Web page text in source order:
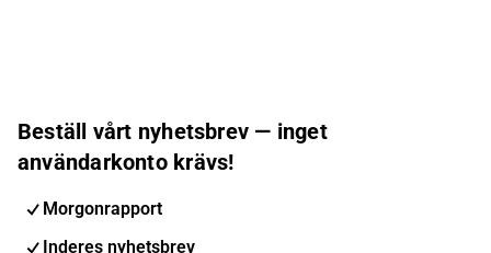
Beställ vårt nyhetsbrev — inget
användarkonto krävs!
Morgonrapport
Inderes nyhetsbrev